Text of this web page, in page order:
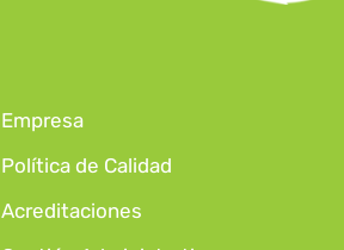
Empresa
Política de Calidad
Acreditaciones